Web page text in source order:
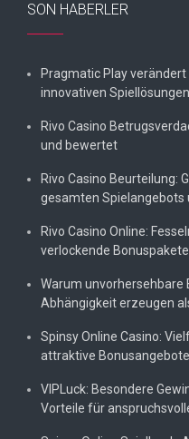
SON HABERLER
Pragmatic Play
innovativen Spiellösungen
Rivo Casino
und bewertet
Rivo Casino Beurteilung:
gesamten Spielangebots
Rivo Casino Online:
verlockende Bonuspakete
Warum unvorhersehbare
Abhängigkeit erzeugen
Spinsy Online Casino:
attraktive Bonusangebote
VIPLuck: Besondere
Vorteile für